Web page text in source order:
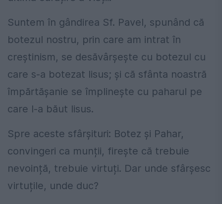
Suntem în gândirea Sf. Pavel, spunând că
botezul nostru, prin care am intrat în
creștinism, se desăvârșește cu botezul cu
care s-a botezat Iisus; și că sfânta noastră
împărtășanie se împlinește cu paharul pe
care l-a băut Iisus.
Spre aceste sfârșituri: Botez și Pahar,
convingeri ca munții, firește că trebuie
nevoință, trebuie virtuți. Dar unde sfârșesc
virtuțile, unde duc?